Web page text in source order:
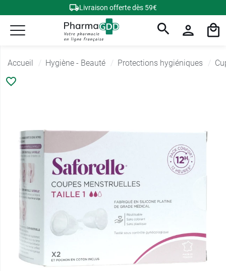
Livraison offerte dès 59€
Accueil Hygiène - Beauté Protections hygiéniques